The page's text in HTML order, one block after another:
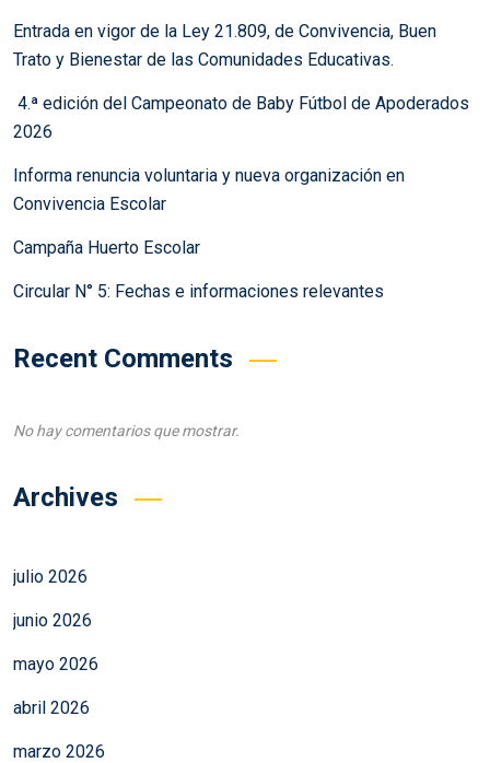
Entrada en vigor de la Ley 21.809, de Convivencia, Buen
Trato y Bienestar de las Comunidades Educativas.
4.ª edición del Campeonato de Baby Fútbol de Apoderados
2026
Informa renuncia voluntaria y nueva organización en
Convivencia Escolar
Campaña Huerto Escolar
Circular N° 5: Fechas e informaciones relevantes
Recent Comments
No hay comentarios que mostrar.
Archives
julio 2026
junio 2026
mayo 2026
abril 2026
marzo 2026